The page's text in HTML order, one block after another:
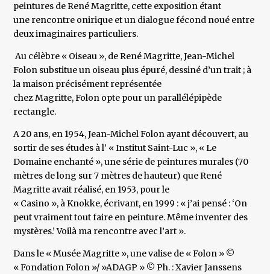
peintures de René Magritte, cette exposition étant
une rencontre onirique et un dialogue fécond noué entre
deux imaginaires particuliers.
Au célèbre « Oiseau », de René Magritte, Jean-Michel
Folon substitue un oiseau plus épuré, dessiné d’un trait ; à
la maison précisément représentée
chez Magritte, Folon opte pour un parallélépipède
rectangle.
A 20 ans, en 1954, Jean-Michel Folon ayant découvert, au
sortir de ses études à l’ « Institut Saint-Luc », « Le
Domaine enchanté », une série de peintures murales (70
mètres de long sur 7 mètres de hauteur) que René
Magritte avait réalisé, en 1953, pour le
« Casino », à Knokke, écrivant, en 1999 : « j’ai pensé : ‘On
peut vraiment tout faire en peinture. Même inventer des
mystères.’ Voilà ma rencontre avec l’art ».
Dans le « Musée Magritte », une valise de « Folon » ©
« Fondation Folon »/ »ADAGP » © Ph. : Xavier Janssens